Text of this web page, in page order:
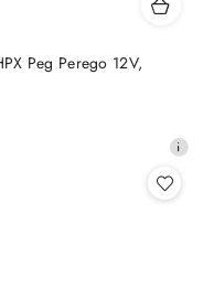
Peg Perego 12V,